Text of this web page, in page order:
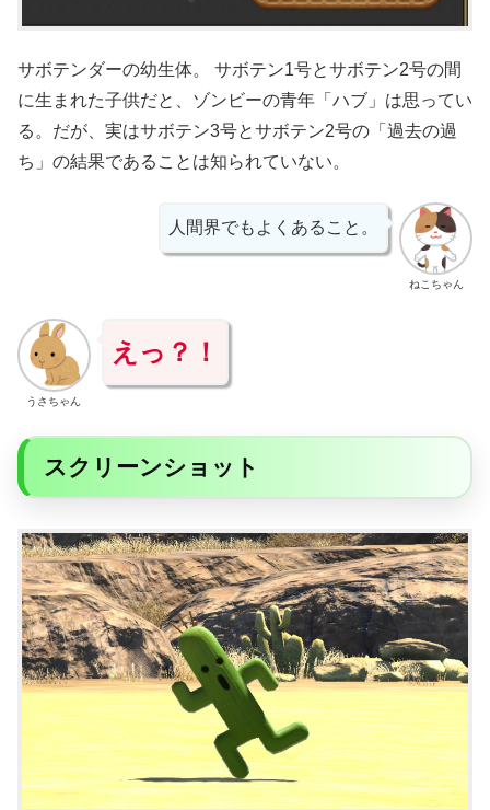
サボテンダーの幼生体。 サボテン1号とサボテン2号の間
に生まれた子供だと、ゾンビーの青年「ハブ」は思ってい
る。だが、実はサボテン3号とサボテン2号の「過去の過
ち」の結果であることは知られていない。
ねこちゃん
人間界でもよくあること。
うさちゃん
えっ？！
スクリーンショット